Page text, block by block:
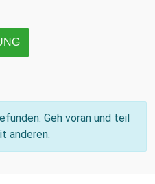
Geh voran und teil
anderen.